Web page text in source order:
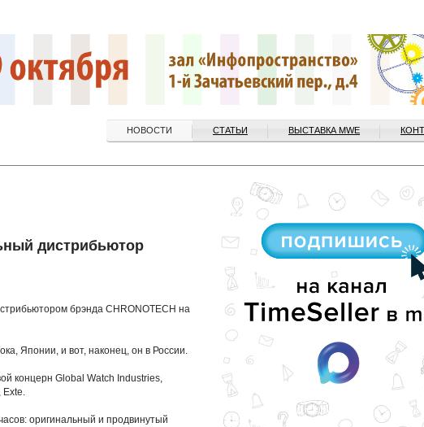
НОВОСТИ СТАТЬИ ВЫСТАВКА MWE
дистрибьютор
брэнда CHRONOTECH на
Японии, и вот, наконец, он в России.
концерн Global Watch Industries,
Exte.
оригинальный и продвинутый